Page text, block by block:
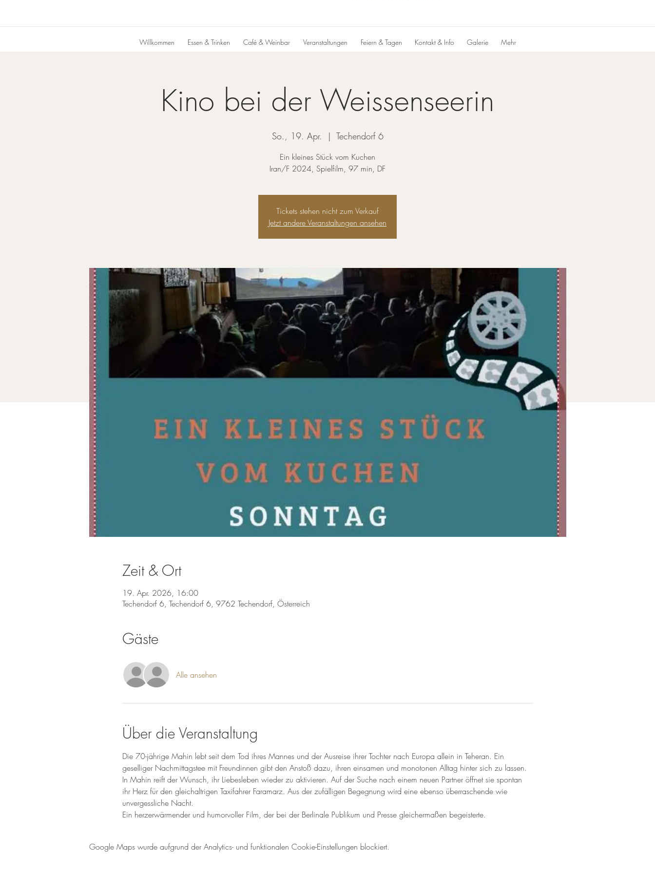
Willkommen Essen & Trinken Café & Weinbar Veranstaltungen Feiern & Tagen Kontakt & Info Galerie Mehr
Kino bei der Weissenseerin
So., 19. Apr.
  |
Techendorf 6
Ein kleines Stück vom Kuchen
Iran/F 2024, Spielfilm, 97 min, DF
Tickets stehen nicht zum Verkauf
Jetzt andere Veranstaltungen ansehen
Zeit & Ort
19. Apr. 2026, 16:00
Techendorf 6, Techendorf 6, 9762 Techendorf, Österreich
Gäste
Alle ansehen
Über die Veranstaltung
Die 70-jährige Mahin lebt seit dem Tod ihres Mannes und der Ausreise ihrer Tochter nach Europa allein in Teheran. Ein
geselliger Nachmittagstee mit Freundinnen gibt den Anstoß dazu, ihren einsamen und monotonen Alltag hinter sich zu lassen.
In Mahin reift der Wunsch, ihr Liebesleben wieder zu aktivieren. Auf der Suche nach einem neuen Partner öffnet sie spontan
ihr Herz für den gleichaltrigen Taxifahrer Faramarz. Aus der zufälligen Begegnung wird eine ebenso überraschende wie
unvergessliche Nacht.
Ein herzerwärmender und humorvoller Film, der bei der Berlinale Publikum und Presse gleichermaßen begeisterte.
Google Maps wurde aufgrund der Analytics- und funktionalen Cookie-Einstellungen blockiert.